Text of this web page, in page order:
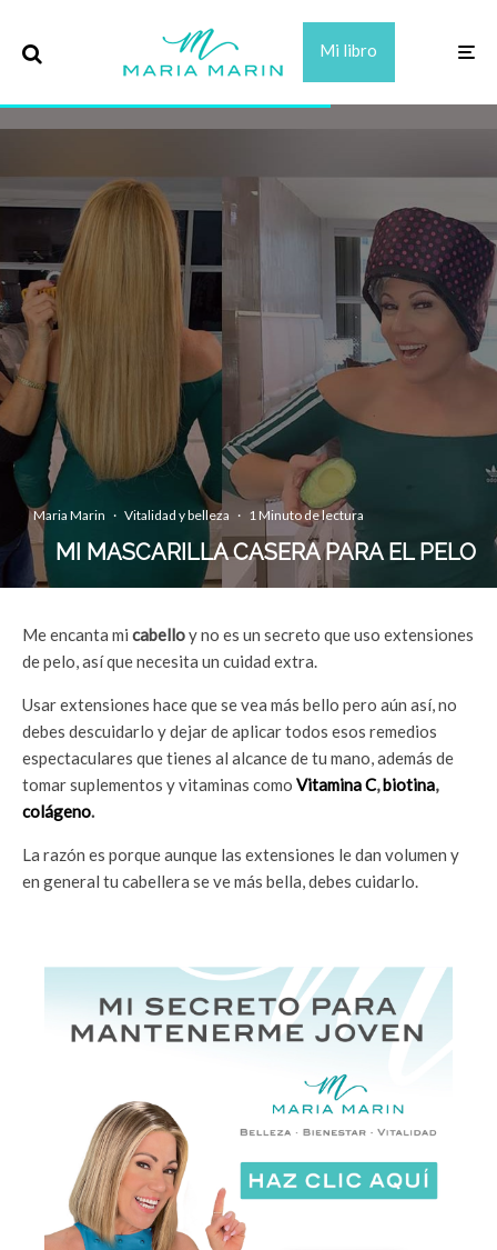
Mi libro
Maria Marin · Vitalidad y belleza · 1 Minuto de lectura
MI MASCARILLA CASERA PARA EL PELO
Me encanta mi cabelloy no es un secreto que uso extensiones
de pelo, así que necesita un cuidad extra.
Usar extensiones hace que se vea más bello pero aún así, no
debes descuidarlo y dejar de aplicar todos esos remedios
espectaculares que tienes al alcance de tu mano, además de
tomar suplementos y vitaminas como Vitamina C,biotina,
colágeno.
La razón es porque aunque las extensiones le dan volumen y
en general tu cabellera se ve más bella, debes cuidarlo.